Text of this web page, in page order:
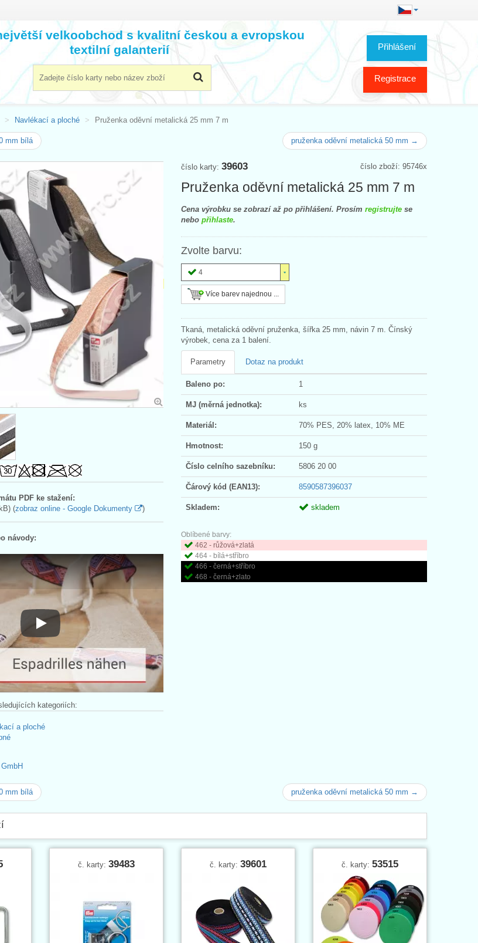
Přihlášení
Registrace
velkoobchod s kvalitní českou a evropskou
textilní galanterií
Navlékací a ploché Pruženka oděvní metalická 25 mm 7 m
mm bílá pruženka oděvní metalická 50 mm →
číslo zboží: 95746x
číslo karty: 39603
Pruženka oděvní metalická 25 mm 7 m
Cena výrobku se zobrazí až po přihlášení. Prosím registrujte se
nebo přihlaste.
Zvolte barvu:
4
Více barev najednou ...
Tkaná, metalická oděvní pruženka, šířka 25 mm, návin 7 m. Čínský
výrobek, cena za 1 balení.
Parametry Dotaz na produkt
Baleno po: 1
MJ (měrná jednotka): ks
Materiál: 70% PES, 20% latex, 10% ME
Hmotnost: 150 g
Číslo celního sazebníku: 5806 20 00
Čárový kód (EAN13): 8590587396037
Skladem: skladem
Oblíbené barvy:
462 - růžová+zlatá
464 - bílá+stříbro
466 - černá+stříbro
468 - černá+zlato
PDF ke stažení:
(zobraz online - Google Dokumenty )
návody:
Návod na použití
kategoriích:
a ploché
mm bílá pruženka oděvní metalická 50 mm →
č. karty: 39483 č. karty: 39601 č. karty: 53515